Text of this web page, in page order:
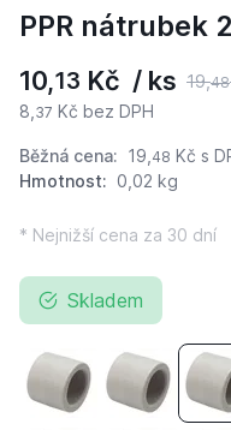
PPR nátrubek
10,13 Kč / ks 19,48
8, 37 Kč bez DPH
Běžná cena: 19, 48 Kč s
Hmotnost: 0,02 kg
* Nejnižší cena za 30 dní
Skladem
PPR nátrubek 16
PPR